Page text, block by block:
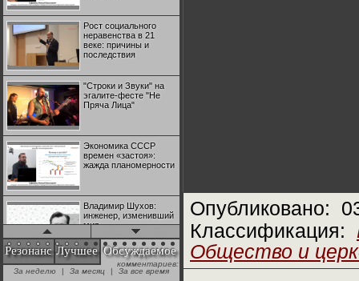
Рост социального
неравенства в 21
веке: причины и
последствия
"Строки и Звуки" на
эгалите-фесте "Не
Пряча Лица"
Экономика СССР
времен «застоя»:
жажда планомерности
Владимир Шухов:
инженер, изменивший
мир
"Аркадий Коц" на
эгалите-фесте "Не
Резонанс Лучшее Обсуждаемое
комментариев:
За неделю
| За месяц | За все время
Опубликовано:
Классификация:
Общество и